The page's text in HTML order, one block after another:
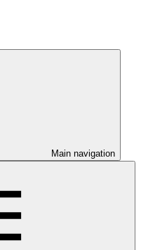
Main navigation